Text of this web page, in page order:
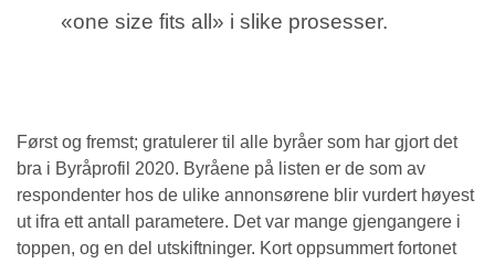
«one size fits all» i slike prosesser.
Først og fremst; gratulerer til alle byråer som har gjort det
bra i Byråprofil 2020. Byråene på listen er de som av
respondenter hos de ulike annonsørene blir vurdert høyest
ut ifra ett antall parametere. Det var mange gjengangere i
toppen, og en del utskiftninger. Kort oppsummert fortonet